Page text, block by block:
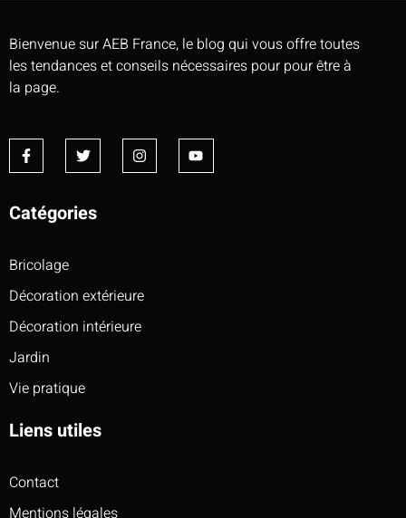
Bienvenue sur AEB France, le blog qui vous offre toutes
les tendances et conseils nécessaires pour pour être à
la page.
Catégories
Bricolage
Décoration extérieure
Décoration intérieure
Jardin
Vie pratique
Liens utiles
Contact